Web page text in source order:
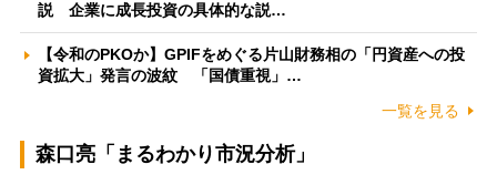
説 企業に成長投資の具体的な説…
【令和のPKOか】GPIFをめぐる片山財務相の「円資産への投
資拡大」発言の波紋 「国債重視」…
一覧を見る
森口亮「まるわかり市況分析」